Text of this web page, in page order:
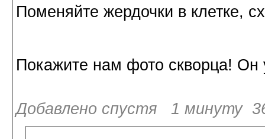
Поменяйте жердочки в клетке,
Покажите нам фото скворца! Он
Добавлено спустя 1 минуту